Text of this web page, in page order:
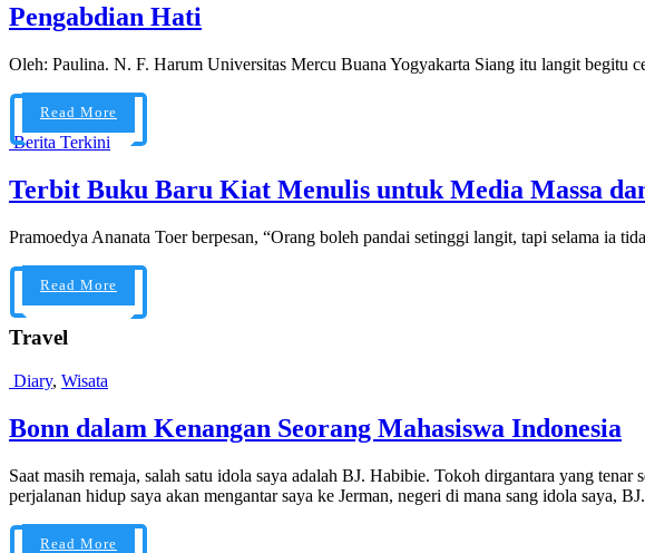
Pengabdian Hati
Oleh: Paulina. N. F. Harum Universitas Mercu Buana Yogyakarta Siang itu langit begitu
Read More
Berita Terkini
Terbit Buku Baru Kiat Menulis untuk Media Massa
Pramoedya Ananata Toer berpesan, “Orang boleh pandai setinggi langit, tapi selama ia
Read More
Travel
Diary, Wisata
Bonn dalam Kenangan Seorang Mahasiswa Indonesia
Saat masih remaja, salah satu idola saya adalah BJ. Habibie. Tokoh dirgantara yang
perjalanan hidup saya akan mengantar saya ke Jerman, negeri di mana sang idola saya,
Read More